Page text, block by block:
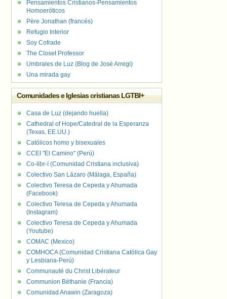
Pensamientos Cristianos-Pensamientos
Homoeróticos
Père Jonathan (francés)
Refugio Interior
Soy Cofrade
The Closet Professor
Umbrales de Luz (Blog de José Arregi)
Una mirada gay
Comunidades e Iglesias cristianas LGTBI+
Casa de Luz (dejando huella)
Cathedral of Hope/Catedral de la Esperanza
(Texas, EE.UU.)
Católicos homo y bisexuales
CCEI "El Camino" (Perú)
Co-libr-í (Comunidad Cristiana inclusiva)
Colectivo San Lázaro (Málaga, España)
Colectivo Teresa de Cepeda y Ahumada
(Facebook)
Colectivo Teresa de Cepeda y Ahumada
(Instagram)
Colectivo Teresa de Cepeda y Ahumada
(Youtube)
COMAC (Mexico)
COMHOCA (Comunidad Cristiana Católica Gay
y Lesbiana-Perú)
Communauté du Christ Libérateur
Communion Béthanie (Francia)
Comunidad Anawin (Zaragoza)